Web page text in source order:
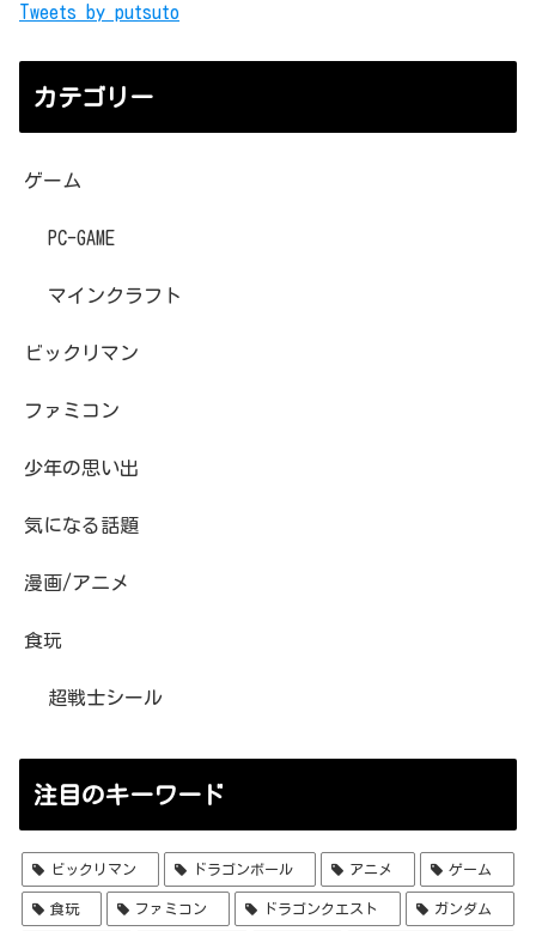
Tweets by putsuto
カテゴリー
ゲーム
PC-GAME
マインクラフト
ビックリマン
ファミコン
少年の思い出
気になる話題
漫画/アニメ
食玩
超戦士シール
注目のキーワード
ビックリマン ドラゴンボール アニメ ゲーム
食玩 ファミコン ドラゴンクエスト ガンダム